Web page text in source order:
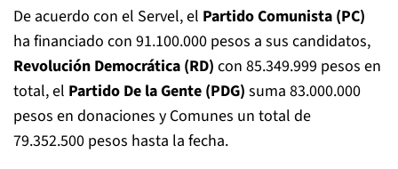
De acuerdo con el Servel, el Partido Comunista (PC)
ha financiado con 91.100.000 pesos a sus candidatos,
Revolución Democrática (RD) con 85.349.999 pesos en
total, el Partido De la Gente (PDG) suma 83.000.000
pesos en donaciones y Comunes un total de
79.352.500 pesos hasta la fecha.